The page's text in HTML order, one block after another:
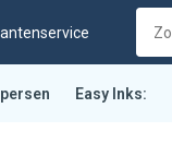
Easy Inks: